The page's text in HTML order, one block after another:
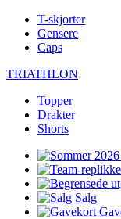
T-skjorter
Gensere
Caps
TRIATHLON
Topper
Drakter
Shorts
Salg